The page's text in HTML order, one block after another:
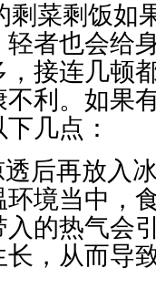
剩菜剩饭如
者也会给
接连几顿
利。如果
几点：
后再放入
境当中，
入的热气会
，从而导